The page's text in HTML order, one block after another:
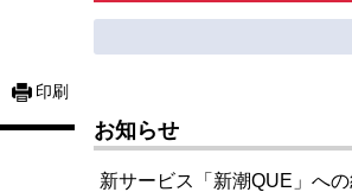
印刷
お知らせ
新サービス「新潮QUE」へ